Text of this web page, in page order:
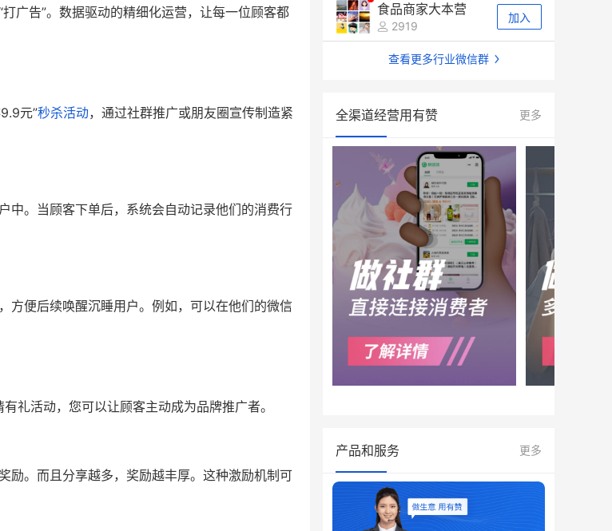
广告”。数据驱动的精细化运营，让每一位顾客都
9.9元”秒杀活动，通过社群推广或朋友圈宣传制造紧
中。当顾客下单后，系统会自动记录他们的消费行
方便后续唤醒沉睡用户。例如，可以在他们的微信
礼活动，您可以让顾客主动成为品牌推广者。
励。而且分享越多，奖励越丰厚。这种激励机制可
食品商家大本营
2919
加入
查看更多行业微信群
全渠道经营用有赞 更多
产品和服务 更多